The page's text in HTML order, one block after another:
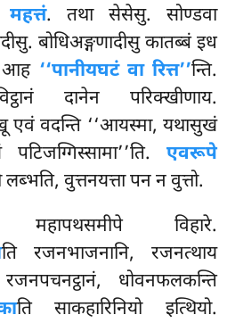
महत्तं. तथा सेसेसु. सोण्डवा
बोधिअङ्गणादीसु कातब्बं इध
आह ‘‘पानीयघटं वा रित्त’’न्ति.
दानेन परिक्खीणाय.
एवं वदन्ति ‘‘आयस्मा, यथासुखं
एवरूपे
लब्भति, वुत्तनयत्ता पन न वुत्तो.
विहारे.
ति रजनभाजनानि, रजनत्थाय
धोवनफलकन्ति
ति साकहारिनियो इत्थियो.